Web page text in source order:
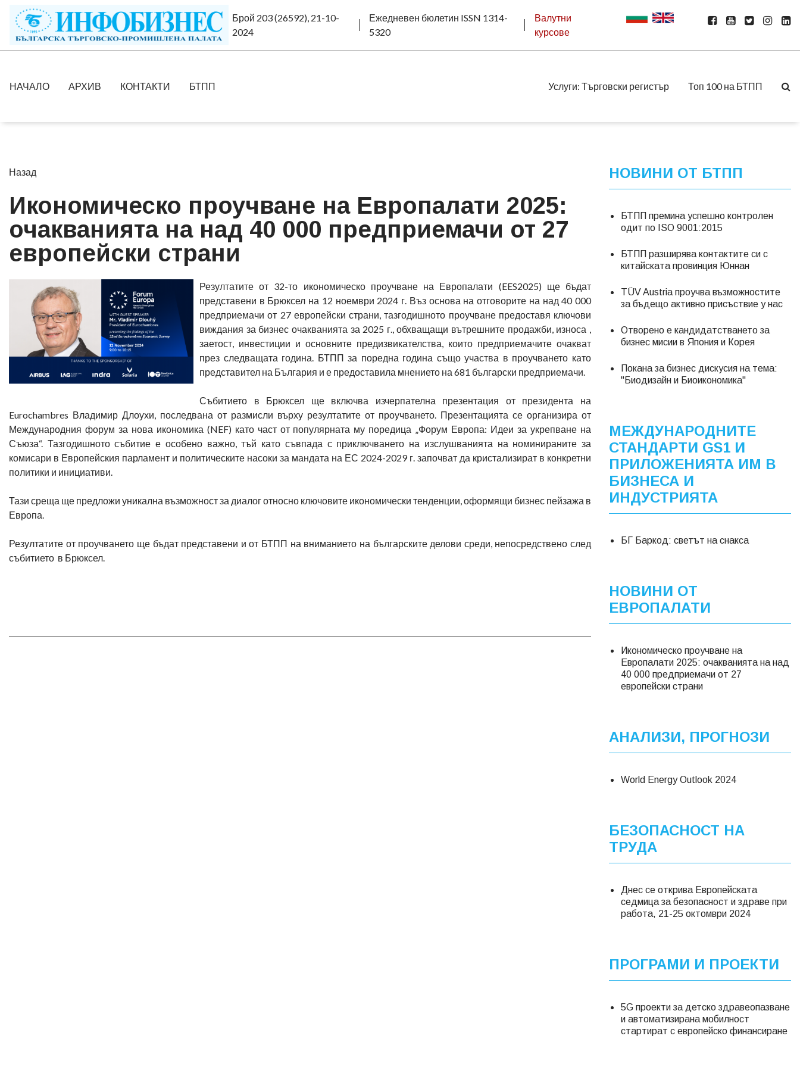
Брой 203 (26592), 21-10-
2024
Ежедневен бюлетин ISSN 1314-
5320
Валутни
курсове
НАЧАЛО АРХИВ КОНТАКТИ БТПП Услуги: Търговски регистър Топ 100 на БТПП
Назад
Икономическо проучване на Европалати 2025:
очакванията на над 40 000 предприемачи от 27
европейски страни
Резултатите от 32-то икономическо проучване на Европалати (EES2025) ще бъдат
представени в Брюксел на 12 ноември 2024 г. Въз основа на отговорите на над 40 000
предприемачи от 27 европейски страни, тазгодишното проучване предоставя ключови
виждания за бизнес очакванията за 2025 г., обхващащи вътрешните продажби, износа ,
заетост, инвестиции и основните предизвикателства, които предприемачите очакват
през следващата година. БТПП за поредна година също участва в проучването като
представител на България и е предоставила мнението на 681 български предприемачи.
Събитието в Брюксел ще включва изчерпателна презентация от президента на
Eurochambres Владимир Длоухи, последвана от размисли върху резултатите от проучването. Презентацията се организира от
Международния форум за нова икономика (NEF) като част от популярната му поредица „Форум Европа: Идеи за укрепване на
Съюза“. Тазгодишното събитие е особено важно, тъй като съвпада с приключването на изслушванията на номинираните за
комисари в Европейския парламент и политическите насоки за мандата на ЕС 2024-2029 г. започват да кристализират в конкретни
политики и инициативи.
Тази среща ще предложи уникална възможност за диалог относно ключовите икономически тенденции, оформящи бизнес пейзажа в
Европа.
Резултатите от проучването ще бъдат представени и от БТПП на вниманието на българските делови среди, непосредствено след
събитието в Брюксел.
НОВИНИ ОТ БТПП
БТПП премина успешно контролен
одит по ISO 9001:2015
БТПП разширява контактите си с
китайската провинция Юннан
TÜV Austria проучва възможностите
за бъдещо активно присъствие у нас
Отворено е кандидатстването за
бизнес мисии в Япония и Корея
Покана за бизнес дискусия на тема:
"Биодизайн и Биоикономика"
МЕЖДУНАРОДНИТЕ
СТАНДАРТИ GS1 И
ПРИЛОЖЕНИЯТА ИМ В
БИЗНЕСА И
ИНДУСТРИЯТА
БГ Баркод: светът на снакса
НОВИНИ ОТ
ЕВРОПАЛАТИ
Икономическо проучване на
Европалати 2025: очакванията на над
40 000 предприемачи от 27
европейски страни
АНАЛИЗИ, ПРОГНОЗИ
World Energy Outlook 2024
БЕЗОПАСНОСТ НА
ТРУДА
Днес се открива Европейската
седмица за безопасност и здраве при
работа, 21-25 октомври 2024
ПРОГРАМИ И ПРОЕКТИ
5G проекти за детско здравеопазване
и автоматизирана мобилност
стартират с европейско финансиране